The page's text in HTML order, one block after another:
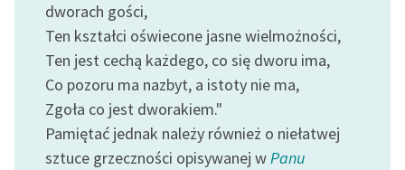
Zespół
Zasady wykorzystania
Wolnych Lektur
Logotypy
dworach gości,
Ten kształci oświecone jasne wielmożności,
Ten jest cechą każdego, co się dworu ima,
Co pozoru ma nazbyt, a istoty nie ma,
Zgoła co jest dworakiem."
Pamiętać jednak należy również o niełatwej
sztuce grzeczności opisywanej wPanu